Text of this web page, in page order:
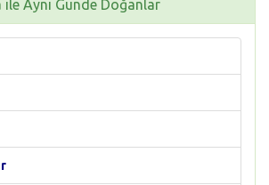
Aynı Günde Doğanlar